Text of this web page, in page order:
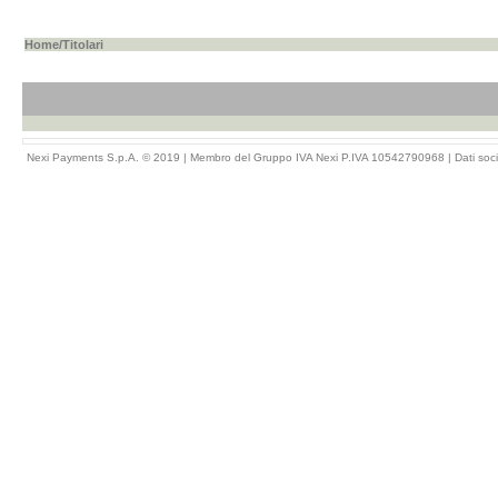
Home/Titolari
Nexi Payments S.p.A. © 2019 | Membro del Gruppo IVA Nexi P.IVA 10542790968 | Dati